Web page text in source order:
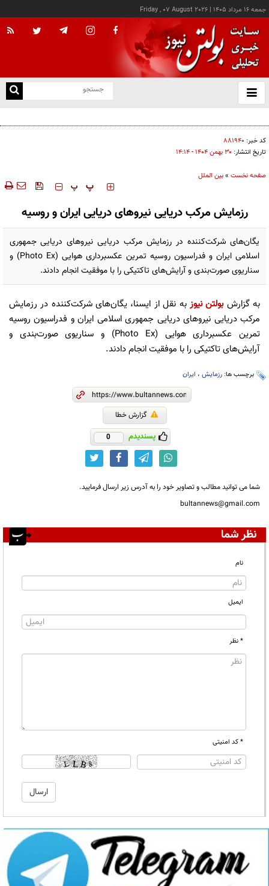
جمعه ۱۶ مرداد ۱۴۰۵ |
Friday , 07 August 2026
باز
و
کد خبر: ۸۸۱۹۴۰
تاریخ انتشار: ۳۰ بهمن ۱۴۰۴ - ۱۴:۱۴
صفحه نخست »بین الملل
‍‍‍ پ پ
رزمایش مرکب دریایی نیروهای دریایی ایران و روسیه
یگان‌های شرکت‌کننده در رزمایش مرکب دریایی نیروهای دریایی جمهوری
اسلامی ایران و فدراسیون روسیه تمرین عکسبرداری هوایی (Photo Ex) و
سناریوی صورت‌بندی و آرایش‌های تاکتیکی را با موفقیت انجام دادند.
به گزارشبولتن نیوز به نقل از ایسنا، یگان‌های شرکت‌کننده در رزمایش
مرکب دریایی نیروهای دریایی جمهوری اسلامی ایران و فدراسیون روسیه
تمرین عکسبرداری هوایی (Photo Ex) و سناریوی صورت‌بندی و
آرایش‌های تاکتیکی را با موفقیت انجام دادند.
برچسب ها: رزمایش ، ایران
گزارش خطا
پسندیدم 0
شما می توانید مطالب و تصاویر خود را به آدرس زیر ارسال فرمایید.
bultannews@gmail.com
نظر شما
نام
ایمیل
* نظر
* کد امنیتی